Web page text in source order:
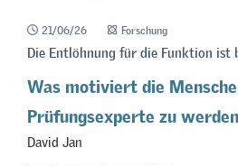
21/06/26 Forschung
Die Entlöhnung für die Funktion ist
Was motiviert die
Prüfungsexperte zu
David Jan